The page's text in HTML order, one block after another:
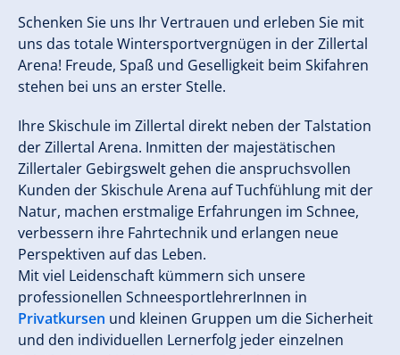
Schenken Sie uns Ihr Vertrauen und erleben Sie mit
uns das totale Wintersportvergnügen in der Zillertal
Arena! Freude, Spaß und Geselligkeit beim Skifahren
stehen bei uns an erster Stelle.
Ihre Skischule im Zillertal direkt neben der Talstation
der Zillertal Arena. Inmitten der majestätischen
Zillertaler Gebirgswelt gehen die anspruchsvollen
Kunden der Skischule Arena auf Tuchfühlung mit der
Natur, machen erstmalige Erfahrungen im Schnee,
verbessern ihre Fahrtechnik und erlangen neue
Perspektiven auf das Leben.
Mit viel Leidenschaft kümmern sich unsere
professionellen SchneesportlehrerInnen in
Privatkursen und kleinen Gruppen um die Sicherheit
und den individuellen Lernerfolg jeder einzelnen